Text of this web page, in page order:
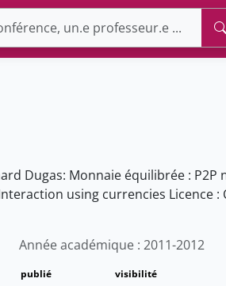
Dugas: Monnaie équilibrée : P2P
using currencies Licence :
Année académique : 2011-2012
publié visibilité